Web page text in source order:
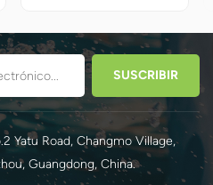
nieve de Elsa y Anna.
Yatu Road, Changmo Village,
Guangdong, China.